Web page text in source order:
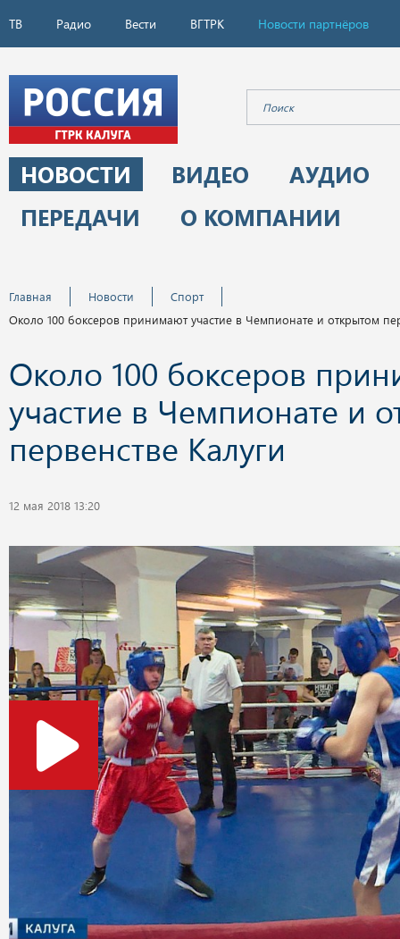
ТВ Радио Вести ВГТРК Новости партнёров
НОВОСТИ ВИДЕО
АУДИО
ПЕРЕДАЧИ
О КОМПАНИИ
Главная Новости
Спорт
Около 100 боксеров принимают участие в Чемпионате и открытом
Около 100 боксеров
участие в Чемпионате и
первенстве Калуги
12 мая 2018 13:20